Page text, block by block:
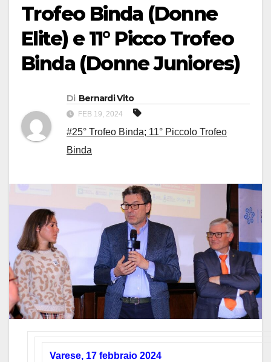
Trofeo Binda (Donne
Elite) e 11° Picco Trofeo
Binda (Donne Juniores)
Di Bernardi Vito
FEB 19, 2024
#25° Trofeo Binda; 11° Piccolo Trofeo
Binda
Varese, 17 febbraio 2024